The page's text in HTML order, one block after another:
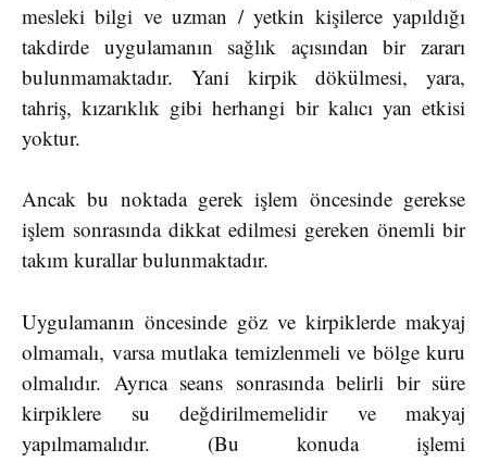
mesleki bilgi ve uzman / yetkin kişilerce yapıldığı
takdirde uygulamanın sağlık açısından bir zararı
bulunmamaktadır. Yani kirpik dökülmesi, yara,
tahriş, kızarıklık gibi herhangi bir kalıcı yan etkisi
yoktur.
Ancak bu noktada gerek işlem öncesinde gerekse
işlem sonrasında dikkat edilmesi gereken önemli bir
takım kurallar bulunmaktadır.
Uygulamanın öncesinde göz ve kirpiklerde makyaj
olmamalı, varsa mutlaka temizlenmeli ve bölge kuru
olmalıdır. Ayrıca seans sonrasında belirli bir süre
kirpiklere su değdirilmemelidir ve makyaj
yapılmamalıdır. (Bu konuda işlemi